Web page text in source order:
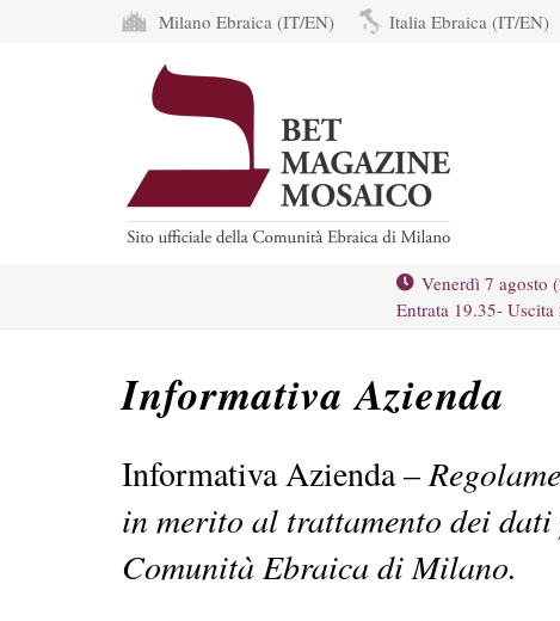
Milano Ebraica (IT/EN) Italia Ebraica (IT/EN)
Venerdì 7 agosto
Entrata 19.35- Uscita
Informativa Azienda
Informativa Azienda–
in merito al trattamento dei
Comunità Ebraica di Milano.